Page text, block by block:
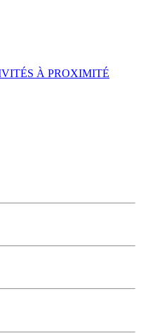
À PROXIMITÉ